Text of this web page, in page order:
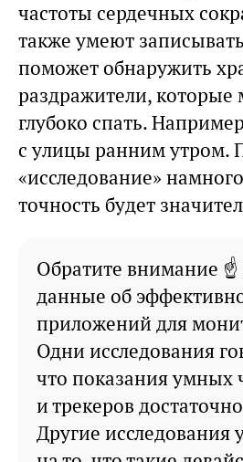
частоты сердечных
также умеют
поможет обнаружить
раздражители,
глубоко спать.
с улицы ранним утром.
«исследование»
точность будет
Обратите внимание ☝
данные об
приложений для
Одни исследования
что показания умных
и трекеров достаточно
Другие исследования